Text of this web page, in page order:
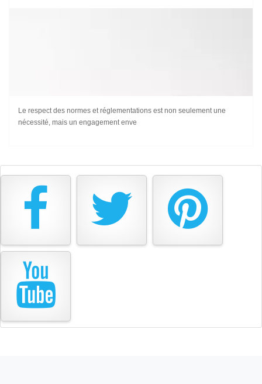
Le respect des normes et réglementations est non seulement une
nécessité, mais un engagement enve